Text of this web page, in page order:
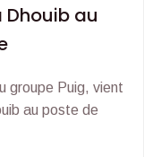
au
groupe Puig, vient
au poste de